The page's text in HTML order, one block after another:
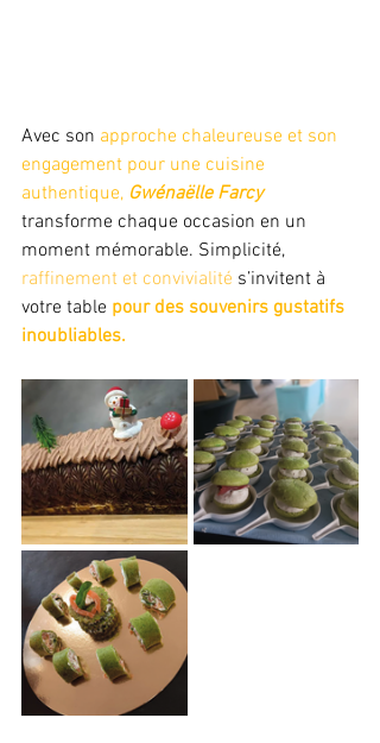
Avec son approche chaleureuse et son
engagement pour une cuisine
authentique, Gwénaëlle Farcy
transforme chaque occasion en un
moment mémorable. Simplicité,
raffinement et convivialité s’invitent à
votre table pour des souvenirs gustatifs
inoubliables.